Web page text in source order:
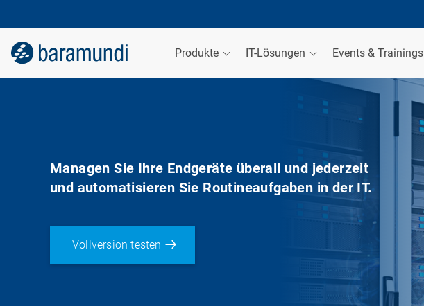
Produkte IT-Lösungen Events & Trainings
Managen Sie Ihre Endgeräte überall und jederzeit
und automatisieren Sie Routineaufgaben in der IT.
Vollversion testen